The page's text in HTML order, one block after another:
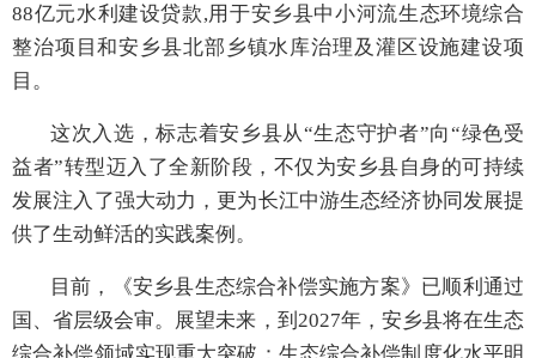
88亿元水利建设贷款,用于安乡县中小河流生态环境综合
整治项目和安乡县北部乡镇水库治理及灌区设施建设项
目。
这次入选，标志着安乡县从“生态守护者”向“绿色受
益者”转型迈入了全新阶段 ， 不仅为安乡县自身的可持续
发展注入了强大动力，更为长江中游生态经济协同发展提
供了生动鲜活的实践案例。
目前，《安乡县生态综合补偿实施方案》已顺利通过
国、省层级会审。展望未来，到 2027年，安乡县将在生态